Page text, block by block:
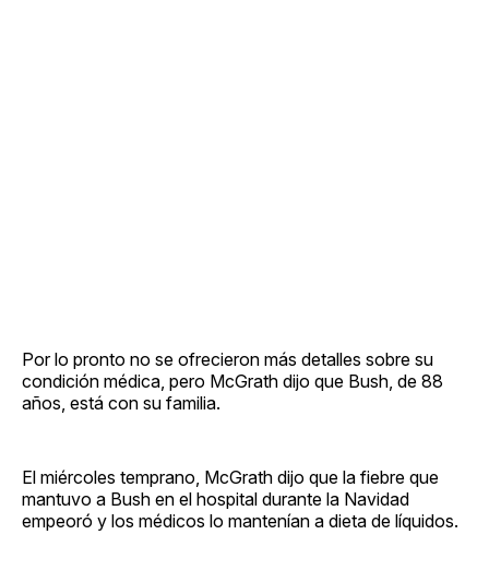
Por lo pronto no se ofrecieron más detalles sobre su
condición médica, pero McGrath dijo que Bush, de 88
años, está con su familia.
El miércoles temprano, McGrath dijo que la fiebre que
mantuvo a Bush en el hospital durante la Navidad
empeoró y los médicos lo mantenían a dieta de líquidos.